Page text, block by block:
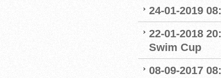
24-01-2019
22-01-2018
Swim Cup
08-09-2017